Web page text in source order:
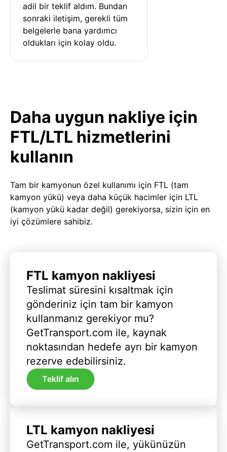
adil bir teklif aldım. Bundan
sonraki iletişim, gerekli tüm
belgelerle bana yardımcı
oldukları için kolay oldu.
Daha uygun nakliye için
FTL/LTL hizmetlerini
kullanın
Tam bir kamyonun özel kullanımı için FTL (tam
kamyon yükü) veya daha küçük hacimler için LTL
(kamyon yükü kadar değil) gerekiyorsa, sizin için en
iyi çözümlere sahibiz.
FTL kamyon nakliyesi
Teslimat süresini kısaltmak için
gönderiniz için tam bir kamyon
kullanmanız gerekiyor mu?
GetTransport.com ile, kaynak
noktasından hedefe ayrı bir kamyon
rezerve edebilirsiniz.
Teklif alın
LTL kamyon nakliyesi
GetTransport.com ile, yükünüzün